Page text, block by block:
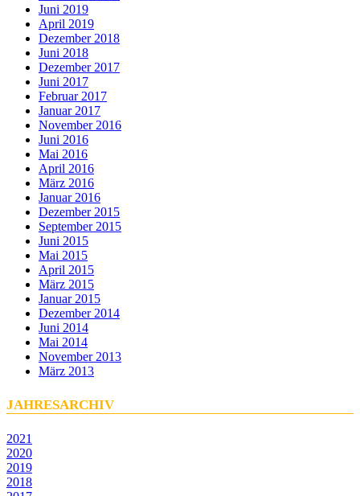
Juni 2019
April 2019
Dezember 2018
Juni 2018
Dezember 2017
Juni 2017
Februar 2017
Januar 2017
November 2016
Juni 2016
Mai 2016
April 2016
März 2016
Januar 2016
Dezember 2015
September 2015
Juni 2015
Mai 2015
April 2015
März 2015
Januar 2015
Dezember 2014
Juni 2014
Mai 2014
November 2013
März 2013
JAHRESARCHIV
2021
2020
2019
2018